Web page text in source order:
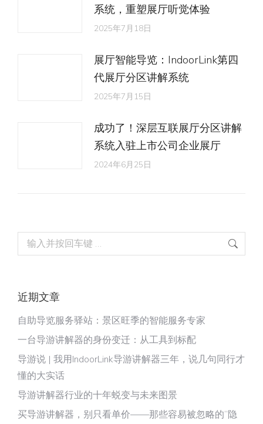
系统，重塑展厅听觉体验
2025年7月18日
展厅智能导览：IndoorLink第四
代展厅分区讲解系统
2025年7月15日
成功了！深层互联展厅分区讲解
系统入驻上市公司企业展厅
2024年6月25日
Search:
近期文章
自助导览服务驿站：景区旺季的智能服务专家
一台导游讲解器的身份变迁：从工具到标配
导游说 | 我用IndoorLink导游讲解器三年，说几句同行才
懂的大实话
导游讲解器行业的十年蜕变与未来图景
买导游讲解器，别只看单价——那些容易被忽略的“隐